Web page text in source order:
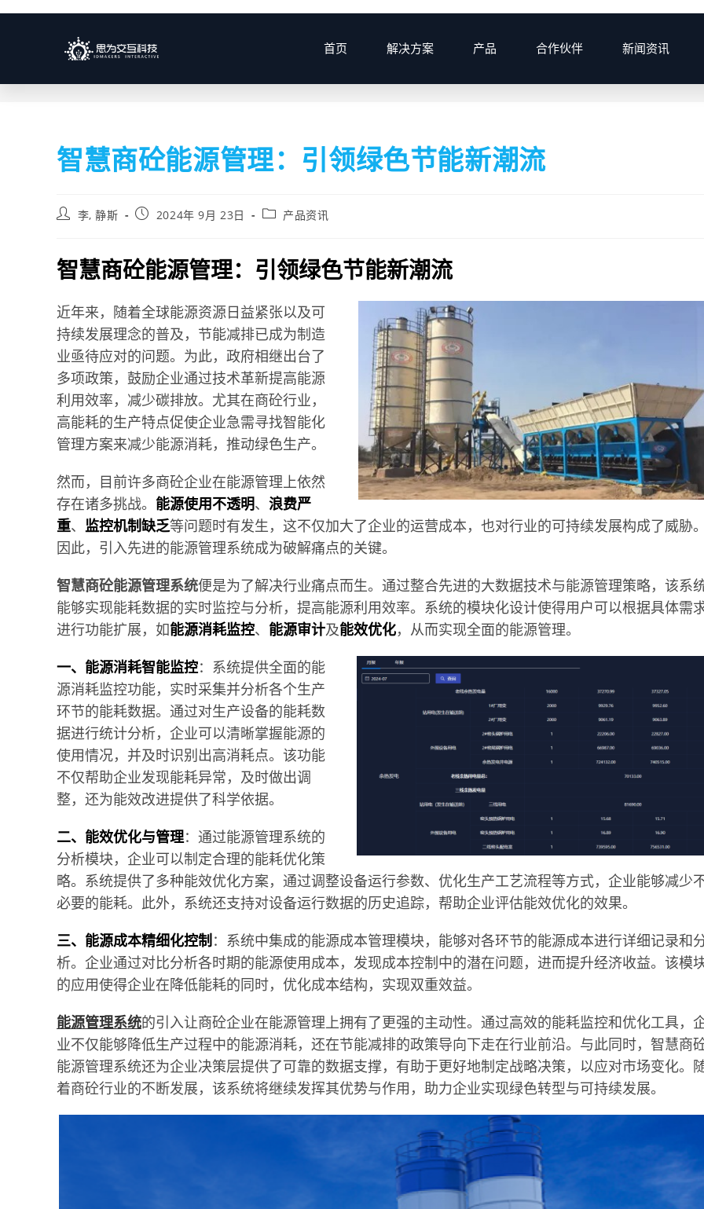
首页 解决方案 产品 合作伙伴 新闻资讯
博客 > 2024
智慧商砼能源管理：引领绿色节能新潮流
李, 静斯 2024年 9月 23日 产品资讯
智慧商砼能源管理：引领绿色节能新潮流
近年来，随着全球能源资源日益紧张以及可
持续发展理念的普及，节能减排已成为制造
业亟待应对的问题。为此，政府相继出台了
多项政策，鼓励企业通过技术革新提高能源
利用效率，减少碳排放。尤其在商砼行业，
高能耗的生产特点促使企业急需寻找智能化
管理方案来减少能源消耗，推动绿色生产。
然而，目前许多商砼企业在能源管理上依然
存在诸多挑战。 能源使用不透明、 浪费严
重、 监控机制缺乏等问题时有发生，这不仅加大了企业的运营成本，也对行业的可持续发展构成了威胁
因此，引入先进的能源管理系统成为破解痛点的关键。
智慧商砼能源管理系统便是为了解决行业痛点而生。通过整合先进的大数据技术与能源管理策略，该系
能够实现能耗数据的实时监控与分析，提高能源利用效率。系统的模块化设计使得用户可以根据具体需
进行功能扩展，如能源消耗监控、 能源审计及能效优化，从而实现全面的能源管理。
一、能源消耗智能监控：系统提供全面的能
源消耗监控功能，实时采集并分析各个生产
环节的能耗数据。通过对生产设备的能耗数
据进行统计分析，企业可以清晰掌握能源的
使用情况，并及时识别出高消耗点。该功能
不仅帮助企业发现能耗异常，及时做出调
整，还为能效改进提供了科学依据。
二、能效优化与管理：通过能源管理系统的
分析模块，企业可以制定合理的能耗优化策
略。系统提供了多种能效优化方案，通过调整设备运行参数、优化生产工艺流程等方式，企业能够减少
必要的能耗。此外，系统还支持对设备运行数据的历史追踪，帮助企业评估能效优化的效果。
三、能源成本精细化控制 ：系统中集成的能源成本管理模块，能够对各环节的能源成本进行详细记录和
析。企业通过对比分析各时期的能源使用成本，发现成本控制中的潜在问题，进而提升经济收益。该模
的应用使得企业在降低能耗的同时，优化成本结构，实现双重效益。
能源管理系统的引入让商砼企业在能源管理上拥有了更强的主动性。通过高效的能耗监控和优化工具，
业不仅能够降低生产过程中的能源消耗，还在节能减排的政策导向下走在行业前沿。与此同时，智慧商
能源管理系统还为企业决策层提供了可靠的数据支撑，有助于更好地制定战略决策，以应对市场变化。
着商砼行业的不断发展，该系统将继续发挥其优势与作用，助力企业实现绿色转型与可持续发展。